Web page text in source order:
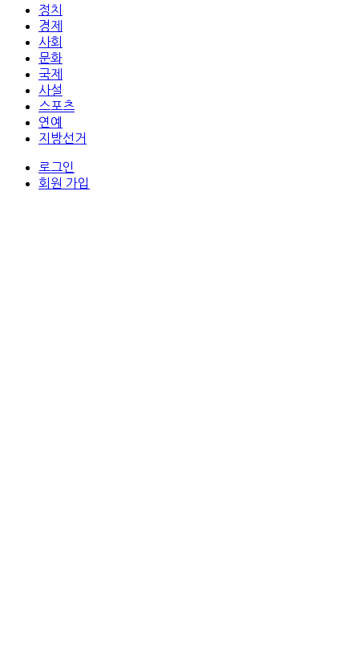
정치
경제
사회
문화
국제
사설
스포츠
연예
지방선거
로그인
회원 가입